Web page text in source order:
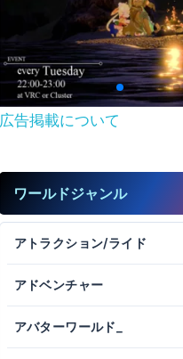
広告掲載について
ワールドジャンル
アトラクション/ライド
アドベンチャー
アバターワールド_